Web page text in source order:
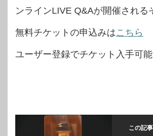
ンラインLIVE Q&Aが開催される
無料チケットの申込みはこちら
ユーザー登録でチケット入手可能
この記